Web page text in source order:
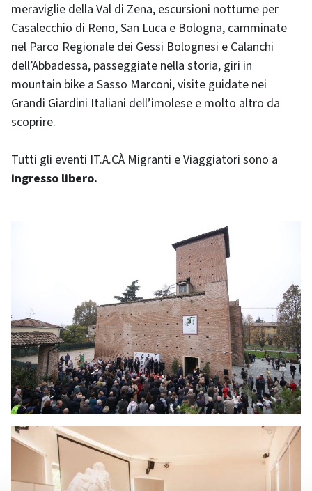
meraviglie della Val di Zena, escursioni notturne per
Casalecchio di Reno, San Luca e Bologna, camminate
nel Parco Regionale dei Gessi Bolognesi e Calanchi
dell’Abbadessa, passeggiate nella storia, giri in
mountain bike a Sasso Marconi, visite guidate nei
Grandi Giardini Italiani dell’imolese e molto altro da
scoprire.
Tutti gli eventi IT.A.CÀ Migranti e Viaggiatori sono a
ingresso libero.